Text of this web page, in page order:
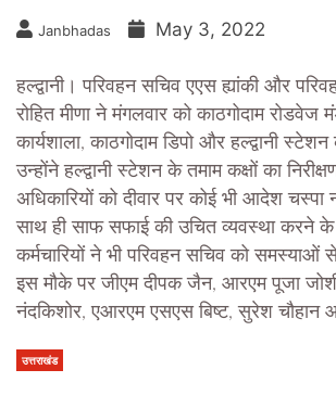
Janbhadas May 3, 2022
हल्द्वानी। परिवहन सचिव एएस ह्यांकी और
रोहित मीणा ने मंगलवार को काठगोदाम रोडवेज
कार्यशाला, काठगोदाम डिपो और हल्द्वानी स्टेशन
उन्होंने हल्द्वानी स्टेशन के तमाम कक्षों का
अधिकारियों को दीवार पर कोई भी आदेश
साथ ही साफ सफाई की उचित व्यवस्था करने के
कर्मचारियों ने भी परिवहन सचिव को समस्याओं
इस मौके पर जीएम दीपक जैन, आरएम पूजा
नंदकिशोर, एआरएम एसएस बिष्ट, सुरेश चौहान
उत्तराखंड